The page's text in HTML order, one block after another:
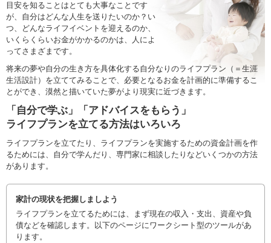
目安を知ることはとても大事なことです
が、自分はどんな人生を送りたいのか？い
つ、どんなライフイベントを迎えるのか、
いくらくらいお金がかかるのかは、人によ
ってさまざまです。
将来の夢や自分の生き方を具体化する自分なりのライフプラン（＝生涯
生活設計）を立ててみることで、必要となるお金を計画的に準備するこ
とができ、漠然と描いていた夢がより現実に近づきます。
「自分で学ぶ」「アドバイスをもらう」
ライフプランを立てる方法はいろいろ
ライフプランを立てたり、ライフプランを実施するための資金計画を作
るためには、自分で学んだり、専門家に相談したりなどいくつかの方法
があります。
家計の現状を把握しましよう
ライフプランを立てるためには、まず現在の収入・支出、資産や負
債などを確認します。以下のページにワークシート型のツールがあ
ります。